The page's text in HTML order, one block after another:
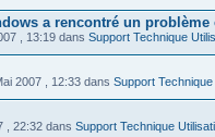
a rencontré un problème
, 13:19 dans Support Technique
2007 , 12:33 dans Support
, 22:32 dans Support Technique